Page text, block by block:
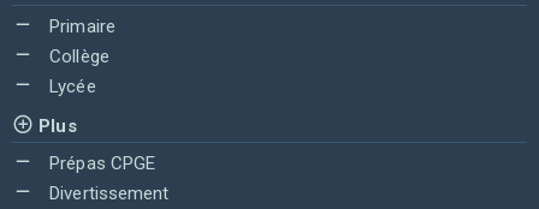
Primaire
Collège
Lycée
Plus
Prépas CPGE
Divertissement